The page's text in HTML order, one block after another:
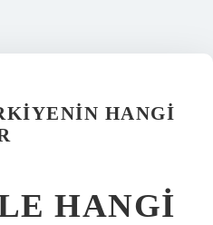
HANGI
HANGI